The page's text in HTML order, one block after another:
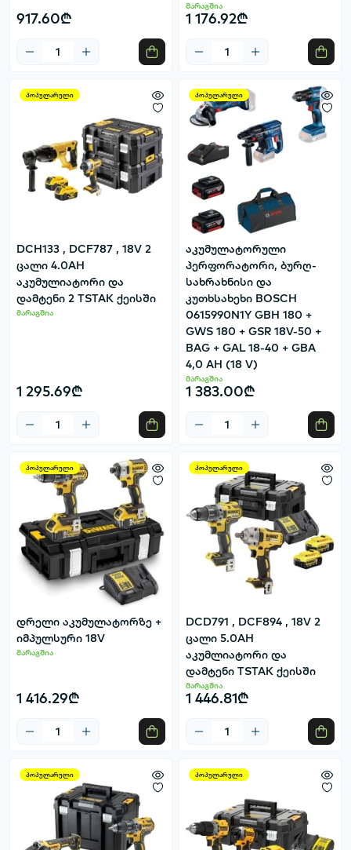
917.60₾
მარაგშია
1 176.92₾
პოპულარული
DCH133 , DCF787 , 18V 2
ცალი 4.0AH
აკუმულიატორი და
დამტენი 2 TSTAK ქეისში
მარაგშია
1 295.69₾
პოპულარული
აკუმულატორული
პერფორატორი, ბურღ-
სახრახნისი და
კუთხსახეხი BOSCH
0615990N1Y GBH 180 +
GWS 180 + GSR 18V-50 +
BAG + GAL 18-40 + GBA
4,0 AH (18 V)
მარაგშია
1 383.00₾
პოპულარული
დრელი აკუმულატორზე +
იმპულსური 18V
მარაგშია
1 416.29₾
პოპულარული
DCD791 , DCF894 , 18V 2
ცალი 5.0AH
აკუმლიატორი და
დამტენი TSTAK ქეისში
მარაგშია
1 446.81₾
პოპულარული პოპულარული